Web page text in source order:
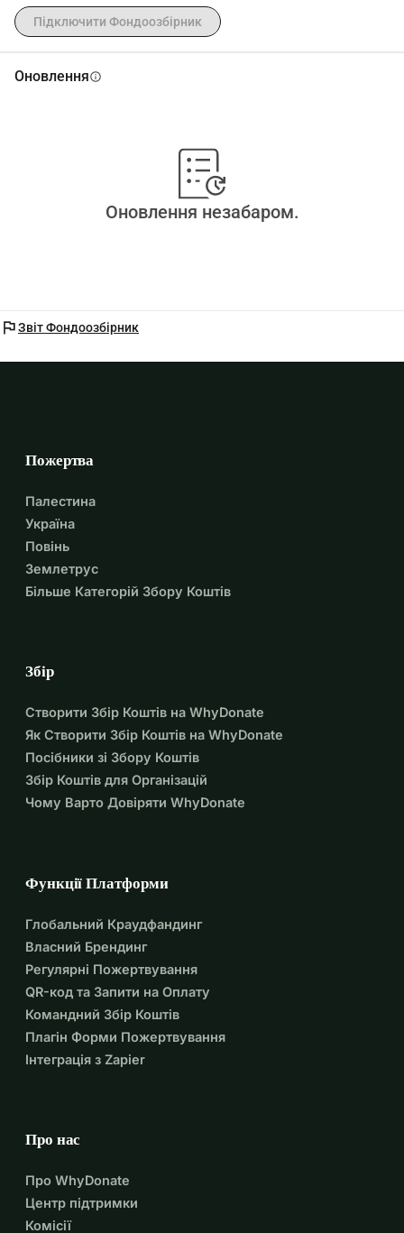
Підключити Фондоозбірник
Оновленняinfo
Оновлення незабаром.
flagЗвіт Фондоозбірник
Пожертва
Палестина
Україна
Повінь
Землетрус
Більше Категорій Збору Коштів
Збір
Створити Збір Коштів на WhyDonate
Як Створити Збір Коштів на WhyDonate
Посібники зі Збору Коштів
Збір Коштів для Організацій
Чому Варто Довіряти WhyDonate
Функції Платформи
Глобальний Краудфандинг
Власний Брендинг
Регулярні Пожертвування
QR-код та Запити на Оплату
Командний Збір Коштів
Плагін Форми Пожертвування
Інтеграція з Zapier
Про нас
Про WhyDonate
Центр підтримки
Комісії